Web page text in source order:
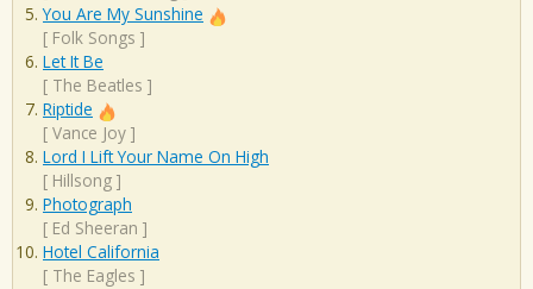
You Are My Sunshine
[ Folk Songs ]
Let It Be
[ The Beatles ]
Riptide
[ Vance Joy ]
Lord I Lift Your Name On High
[ Hillsong ]
Photograph
[ Ed Sheeran ]
Hotel California
[ The Eagles ]